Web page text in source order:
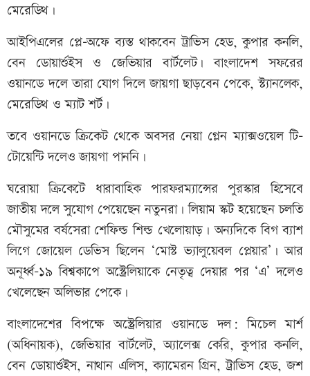
মেরেডিথ।
আইপিএলের প্লে-অফে ব্যস্ত থাকবেন ট্রাভিস হেড, কুপার কনলি,
বেন ডোয়ার্শুইস ও জেভিয়ার বার্টলেট। বাংলাদেশ সফরের
ওয়ানডে দলে তারা যোগ দিলে জায়গা ছাড়বেন পেকে, স্ট্যানলেক,
মেরেডিথ ও ম্যাট শর্ট।
তবে ওয়ানডে ক্রিকেট থেকে অবসর নেয়া গ্লেন ম্যাক্সওয়েল টি-
টোয়েন্টি দলেও জায়গা পাননি।
ঘরোয়া ক্রিকেটে ধারাবাহিক পারফরম্যান্সের পুরস্কার হিসেবে
জাতীয় দলে সুযোগ পেয়েছেন নতুনরা। লিয়াম স্কট হয়েছেন চলতি
মৌসুমের বর্ষসেরা শেফিল্ড শিল্ড খেলোয়াড়। অন্যদিকে বিগ ব্যাশ
লিগে জোয়েল ডেভিস ছিলেন ‘মোস্ট ভ্যালুয়েবল প্লেয়ার’। আর
অনূর্ধ্ব-১৯ বিশ্বকাপে অস্ট্রেলিয়াকে নেতৃত্ব দেয়ার পর ‘এ’ দলেও
খেলেছেন অলিভার পেকে।
বাংলাদেশের বিপক্ষে অস্ট্রেলিয়ার ওয়ানডে দল: মিচেল মার্শ
(অধিনায়ক), জেভিয়ার বার্টলেট, অ্যালেক্স কেরি, কুপার কনলি,
বেন ডোয়ার্শুইস, নাথান এলিস, ক্যামেরন গ্রিন, ট্রাভিস হেড, জশ